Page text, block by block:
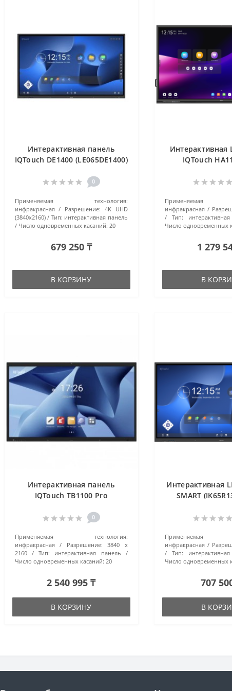
Интерактивная панель
IQTouch DE1400 (LE065DE1400)
0
Применяемая технология:
инфракрасная
Разрешение:
4K UHD
(3840x2160)
Тип: интерактивная панель
Число одновременных касаний: 20
679 250 ₸
В КОРЗИНУ
Интерактивная
IQTouch
Применяемая
инфракрасная
Тип:
Число одновременных
1 279
В
Интерактивная панель
IQTouch TB1100 Pro
0
Применяемая технология:
инфракрасная
Разрешение:
3840 x
2160
Тип:
интерактивная панель
Число одновременных касаний: 20
2 540 995 ₸
В КОРЗИНУ
Интерактивная
SMART
Применяемая
инфракрасная
Тип:
Число одновременных
707
В